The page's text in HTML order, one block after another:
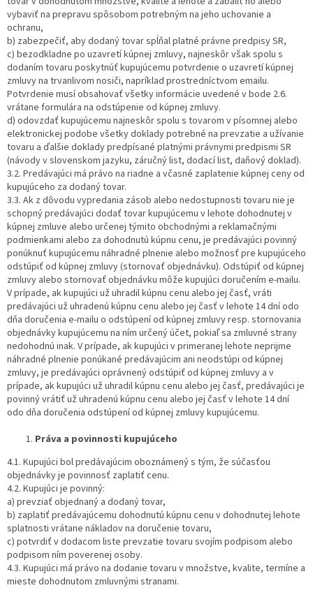
vybaviť na prepravu spôsobom potrebným na jeho uchovanie a
ochranu,
b) zabezpečiť, aby dodaný tovar spĺňal platné právne predpisy SR,
c) bezodkladne po uzavretí kúpnej zmluvy, najneskôr však spolu s
dodaním tovaru poskytnúť kupujúcemu potvrdenie o uzavretí kúpnej
zmluvy na trvanlivom nosiči, napríklad prostredníctvom emailu.
Potvrdenie musí obsahovať všetky informácie uvedené v bode 2.6.
vrátane formulára na odstúpenie od kúpnej zmluvy.
d) odovzdať kupujúcemu najneskôr spolu s tovarom v písomnej alebo
elektronickej podobe všetky doklady potrebné na prevzatie a užívanie
tovaru a ďalšie doklady predpísané platnými právnymi predpismi SR
(návody v slovenskom jazyku, záručný list, dodací list, daňový doklad).
3.2. Predávajúci má právo na riadne a včasné zaplatenie kúpnej ceny od
kupujúceho za dodaný tovar.
3.3. Ak z dôvodu vypredania zásob alebo nedostupnosti tovaru nie je
schopný predávajúci dodať tovar kupujúcemu v lehote dohodnutej v
kúpnej zmluve alebo určenej týmito obchodnými a reklamačnými
podmienkami alebo za dohodnutú kúpnu cenu, je predávajúci povinný
ponúknuť kupujúcemu náhradné plnenie alebo možnosť pre kupujúceho
odstúpiť od kúpnej zmluvy (stornovať objednávku). Odstúpiť od kúpnej
zmluvy alebo stornovať objednávku môže kupujúci doručením e-mailu.
V prípade, ak kupujúci už uhradil kúpnu cenu alebo jej časť, vráti
predávajúci už uhradenú kúpnu cenu alebo jej časť v lehote 14 dní odo
dňa doručenia e-mailu o odstúpení od kúpnej zmluvy resp. stornovania
objednávky kupujúcemu na ním určený účet, pokiaľ sa zmluvné strany
nedohodnú inak. V prípade, ak kupujúci v primeranej lehote neprijme
náhradné plnenie ponúkané predávajúcim ani neodstúpi od kúpnej
zmluvy, je predávajúci oprávnený odstúpiť od kúpnej zmluvy a v
prípade, ak kupujúci už uhradil kúpnu cenu alebo jej časť, predávajúci je
povinný vrátiť už uhradenú kúpnu cenu alebo jej časť v lehote 14 dní
odo dňa doručenia odstúpení od kúpnej zmluvy kupujúcemu.
Práva a povinnosti kupujúceho
4.1. Kupujúci bol predávajúcim oboznámený s tým, že súčasťou
objednávky je povinnosť zaplatiť cenu.
4.2. Kupujúci je povinný:
a) prevziať objednaný a dodaný tovar,
b) zaplatiť predávajúcemu dohodnutú kúpnu cenu v dohodnutej lehote
splatnosti vrátane nákladov na doručenie tovaru,
c) potvrdiť v dodacom liste prevzatie tovaru svojím podpisom alebo
podpisom ním poverenej osoby.
4.3. Kupujúci má právo na dodanie tovaru v množstve, kvalite, termíne a
mieste dohodnutom zmluvnými stranami.